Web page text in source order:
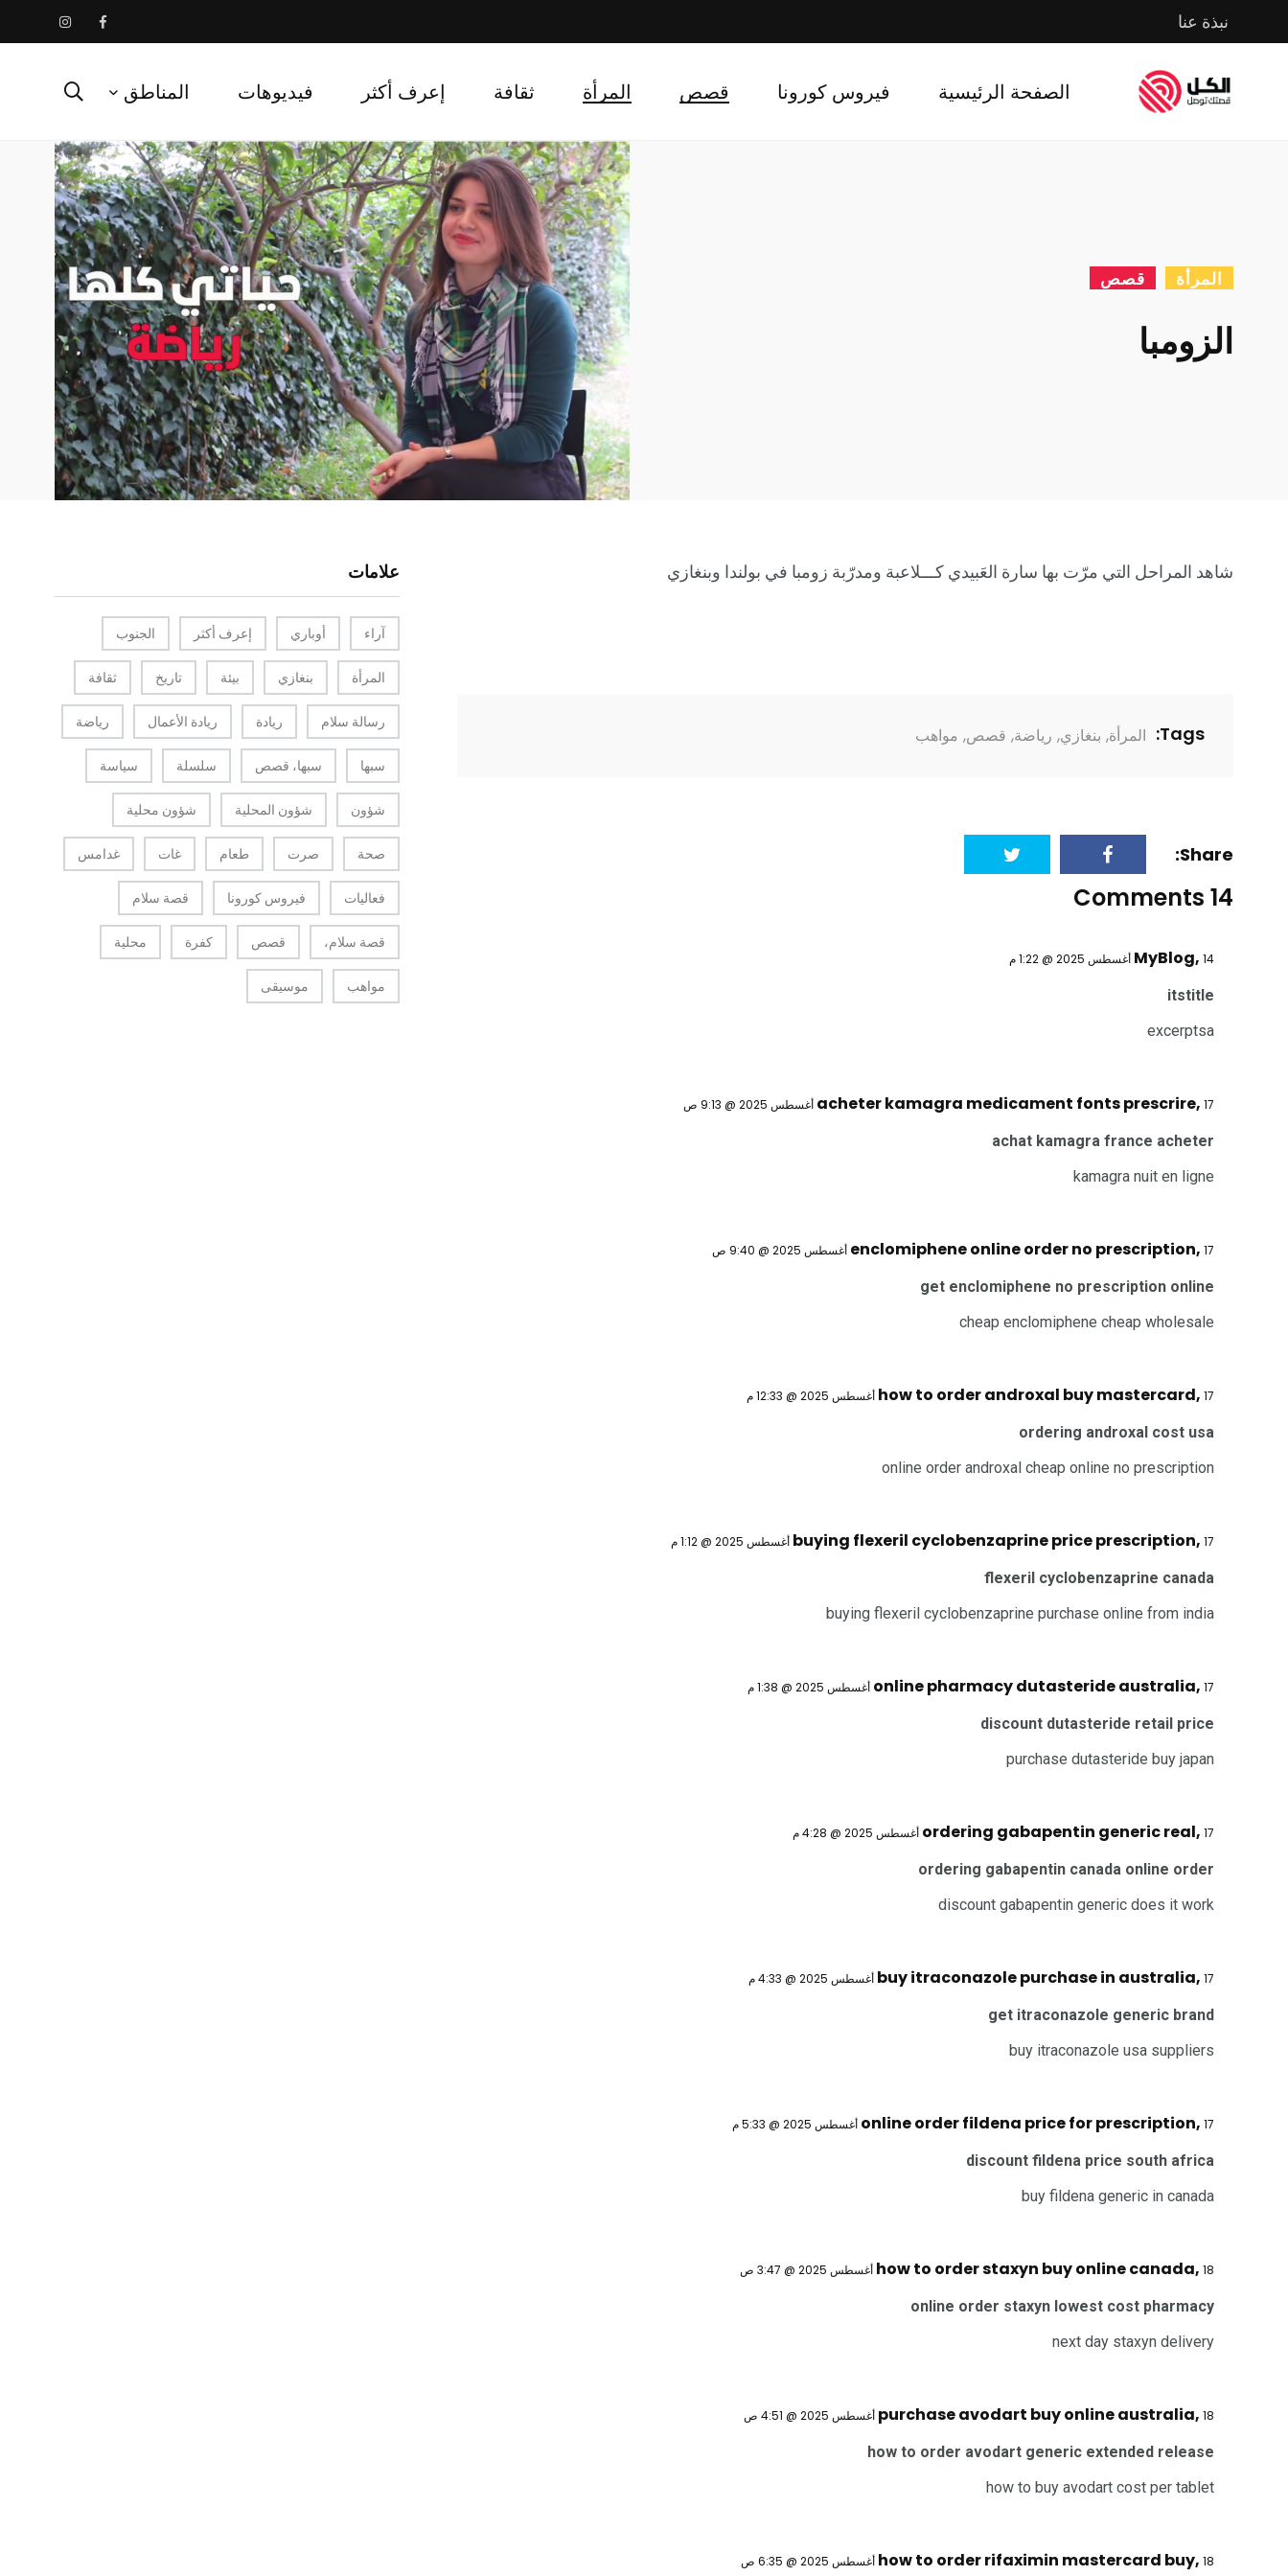
نبذة عنا
الصفحة الرئيسية فيروس كورونا قصص المرأة ثقافة إعرف أكثر فيديوهات المناطق
المرأة قصص
الزومبا
شاهد المراحل التي مرّت بها سارة العَبيدي كـــلاعبة ومدرّبة زومبا في بولندا وبنغازي
Tags: المرأة, بنغازي, رياضة, قصص, مواهب
Share:
14 Comments
MyBlog, 14 أغسطس 2025 @ 1:22 م
itstitle
excerptsa
acheter kamagra medicament fonts prescrire, 17 أغسطس 2025 @ 9:13 ص
achat kamagra france acheter
kamagra nuit en ligne
enclomiphene online order no prescription, 17 أغسطس 2025 @ 9:40 ص
get enclomiphene no prescription online
cheap enclomiphene cheap wholesale
how to order androxal buy mastercard, 17 أغسطس 2025 @ 12:33 م
ordering androxal cost usa
online order androxal cheap online no prescription
buying flexeril cyclobenzaprine price prescription, 17 أغسطس 2025 @ 1:12 م
flexeril cyclobenzaprine canada
buying flexeril cyclobenzaprine purchase online from india
online pharmacy dutasteride australia, 17 أغسطس 2025 @ 1:38 م
discount dutasteride retail price
purchase dutasteride buy japan
ordering gabapentin generic real, 17 أغسطس 2025 @ 4:28 م
ordering gabapentin canada online order
discount gabapentin generic does it work
buy itraconazole purchase in australia, 17 أغسطس 2025 @ 4:33 م
get itraconazole generic brand
buy itraconazole usa suppliers
online order fildena price for prescription, 17 أغسطس 2025 @ 5:33 م
discount fildena price south africa
buy fildena generic in canada
how to order staxyn buy online canada, 18 أغسطس 2025 @ 3:47 ص
online order staxyn lowest cost pharmacy
next day staxyn delivery
purchase avodart buy online australia, 18 أغسطس 2025 @ 4:51 ص
how to order avodart generic extended release
how to buy avodart cost per tablet
how to order rifaximin mastercard buy, 18 أغسطس 2025 @ 6:35 ص
علامات
آراء أوباري إعرف أكثر الجنوب
المرأة بنغازي بيئة تاريخ ثقافة
رسالة سلام ريادة ريادة الأعمال رياضة
سبها سبها، قصص سلسلة سياسة
شؤون شؤون المحلية شؤون محلية
صحة صرت طعام غات غدامس
فعاليات فيروس كورونا قصة سلام
قصة سلام، قصص كفرة محلية
مواهب موسيقى